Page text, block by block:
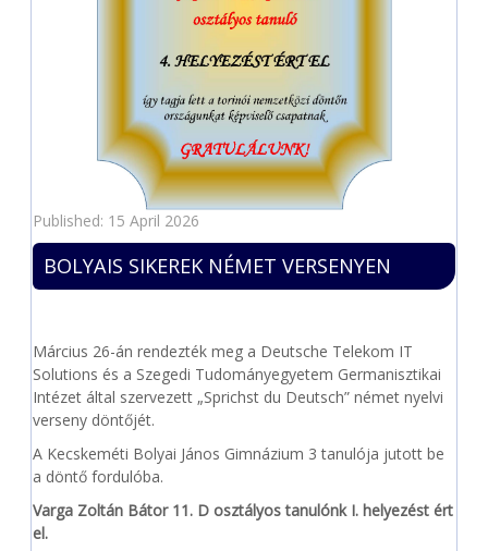
Published: 15 April 2026
BOLYAIS SIKEREK NÉMET VERSENYEN
Március 26-án rendezték meg a Deutsche Telekom IT
Solutions és a Szegedi Tudományegyetem Germanisztikai
Intézet által szervezett „Sprichst du Deutsch” német nyelvi
verseny döntőjét.
A Kecskeméti Bolyai János Gimnázium 3 tanulója jutott be
a döntő fordulóba.
Varga Zoltán Bátor 11. D osztályos tanulónk I. helyezést ért
el.